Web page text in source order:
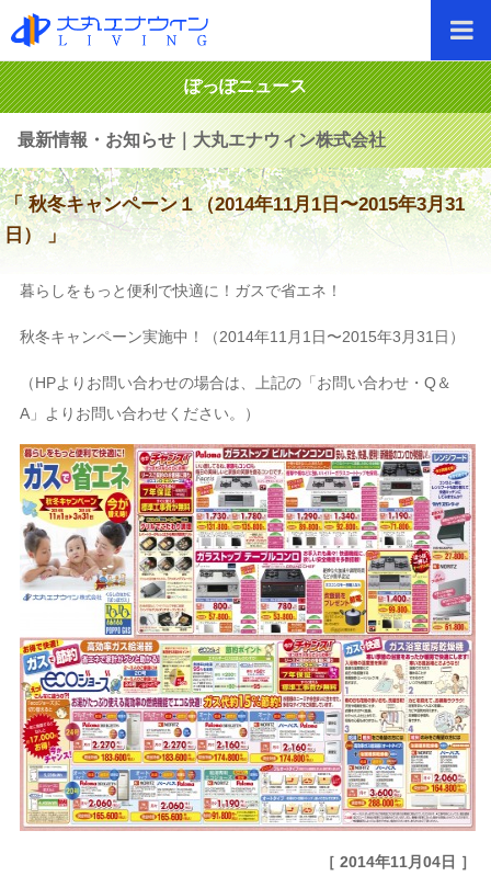
ぽっぽニュース
最新情報・お知らせ｜大丸エナウィン株式会社
「 秋冬キャンペーン１（2014年11月1日〜2015年3月31
日） 」
暮らしをもっと便利で快適に！ガスで省エネ！
秋冬キャンペーン実施中！（2014年11月1日〜2015年3月31日）
（HPよりお問い合わせの場合は、上記の「お問い合わせ・Q＆
A」よりお問い合わせください。）
［ 2014年11月04日 ］